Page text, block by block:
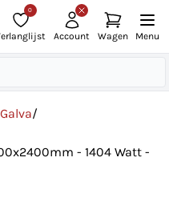
0
Account Wagen Menu
/
- 1404 Watt -